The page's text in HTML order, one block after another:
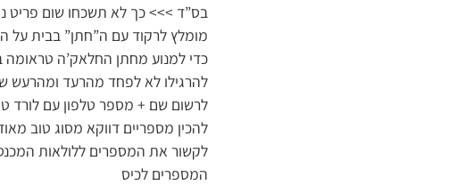
בס”ד >>> כך לא תשכחו שום פריט
מומלץ לרקוד עם ה”חתן” בבית על
כדי למנוע מחתן החלאק’ה טראומה
להרגילו לא לפחד מהרעד ומהרעש
לרשום שם + מספר טלפון עם לורד
להכין מספריים דווקא מסוג טוב
לקשור את המספרים ללולאות
המספרים לכיס